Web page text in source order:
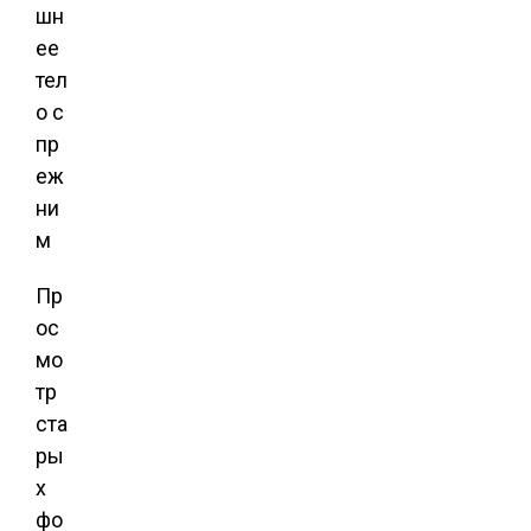
Пр
ос
мо
тр
ста
ры
х
фо